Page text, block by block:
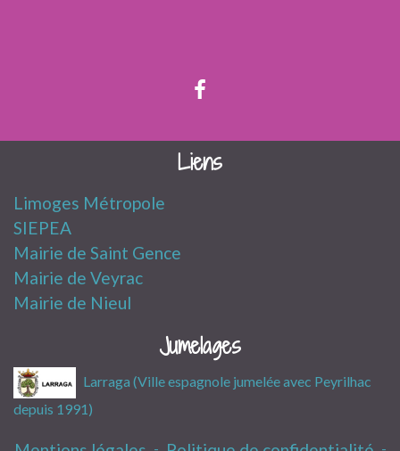
Liens
Limoges Métropole
SIEPEA
Mairie de Saint Gence
Mairie de Veyrac
Mairie de Nieul
Jumelages
Larraga (Ville espagnole jumelée avec Peyrilhac
depuis 1991)